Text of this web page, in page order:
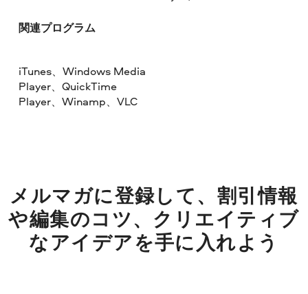
関連プログラム
iTunes、Windows Media
Player、QuickTime
Player、Winamp、VLC
メルマガに登録して、割引情報
や編集のコツ、クリエイティブ
なアイデアを手に入れよう